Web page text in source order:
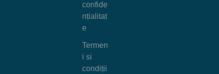
confide
nțialitat
e
Termen
i si
condiții